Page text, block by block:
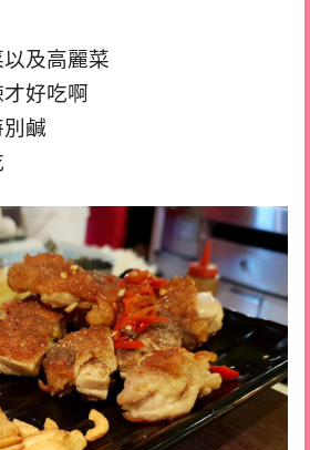
及高麗菜
好吃啊
鹹